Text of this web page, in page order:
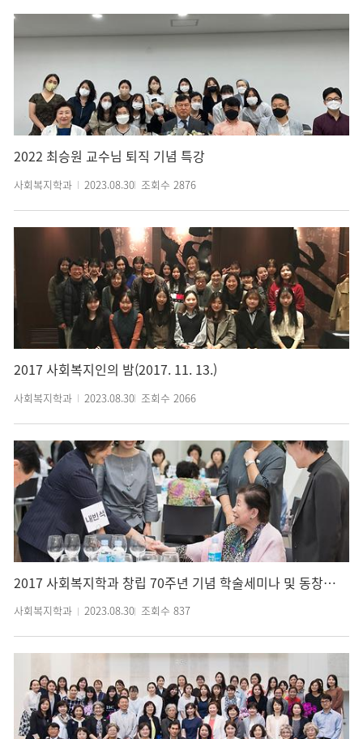
2022 최승원 교수님 퇴직 기념 특강
사회복지학과 2023.08.30 조회수 2876
2017 사회복지인의 밤(2017. 11. 13.)
사회복지학과 2023.08.30 조회수 2066
2017 사회복지학과 창립 70주년 기념 학술세미나 및 동창회(2017. 09. 14.)
사회복지학과 2023.08.30 조회수 837